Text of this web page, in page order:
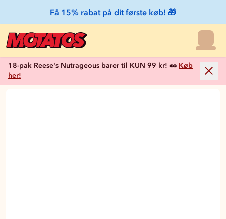
Få 15% rabat på dit første køb! 🎁
18-pak Reese's Nutrageous barer til KUN 99 kr! 🥜 Køb
her!